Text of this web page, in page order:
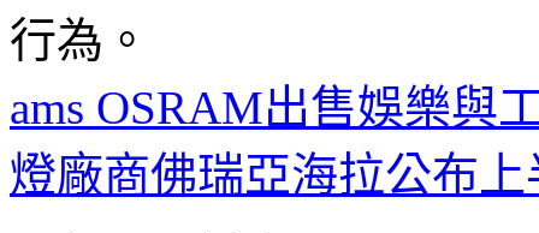
行為。
ams OSRAM出售娛樂與
燈廠商佛瑞亞海拉公布